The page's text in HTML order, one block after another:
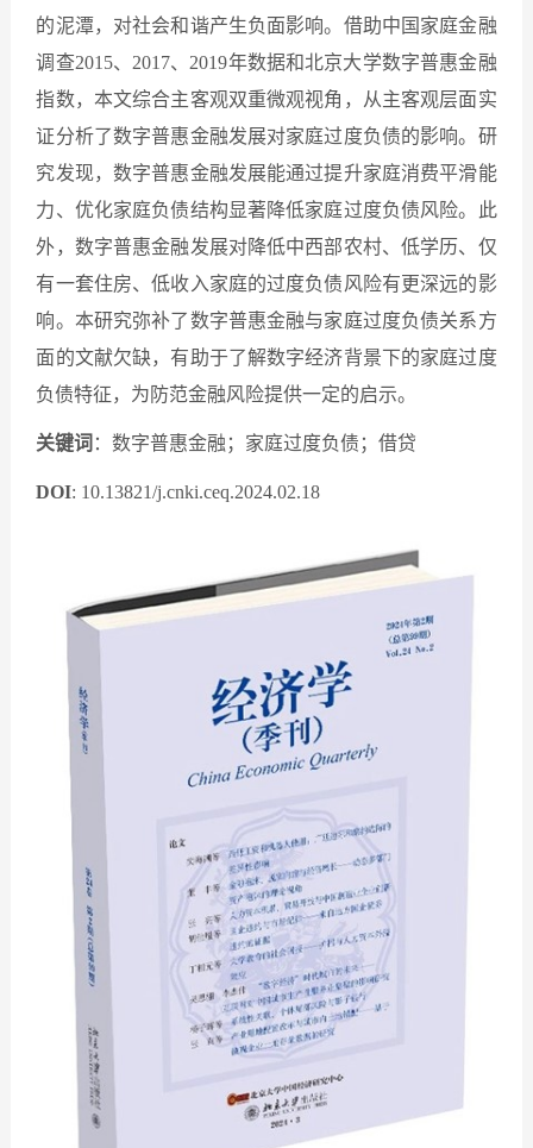
的泥潭，对社会和谐产生负面影响。借助中国家庭金融
调查2015、2017、2019年数据和北京大学数字普惠金融
指数，本文综合主客观双重微观视角，从主客观层面实
证分析了数字普惠金融发展对家庭过度负债的影响。研
究发现，数字普惠金融发展能通过提升家庭消费平滑能
力、优化家庭负债结构显著降低家庭过度负债风险。此
外，数字普惠金融发展对降低中西部农村、低学历、仅
有一套住房、低收入家庭的过度负债风险有更深远的影
响。本研究弥补了数字普惠金融与家庭过度负债关系方
面的文献欠缺，有助于了解数字经济背景下的家庭过度
负债特征，为防范金融风险提供一定的启示。
关键词 ：数字普惠金融；家庭过度负债；借贷
DOI: 10.13821/j.cnki.ceq.2024.02.18